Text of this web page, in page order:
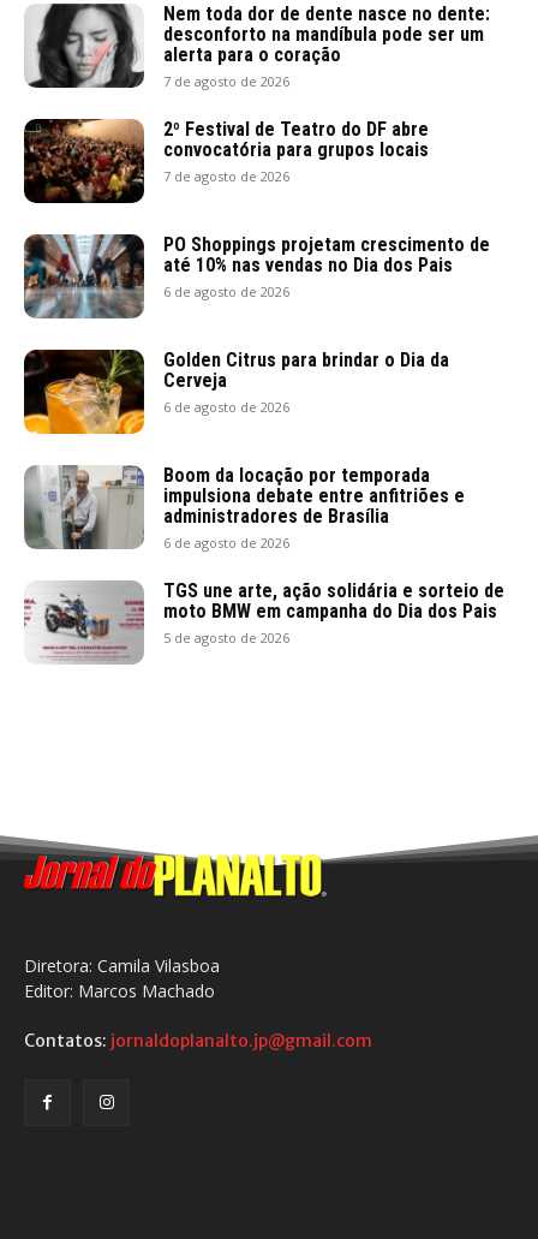
Nem toda dor de dente nasce no dente:
desconforto na mandíbula pode ser um
alerta para o coração
7 de agosto de 2026
2º Festival de Teatro do DF abre
convocatória para grupos locais
7 de agosto de 2026
PO Shoppings projetam crescimento de
até 10% nas vendas no Dia dos Pais
6 de agosto de 2026
Golden Citrus para brindar o Dia da
Cerveja
6 de agosto de 2026
Boom da locação por temporada
impulsiona debate entre anfitriões e
administradores de Brasília
6 de agosto de 2026
TGS une arte, ação solidária e sorteio de
moto BMW em campanha do Dia dos Pais
5 de agosto de 2026
Diretora: Camila Vilasboa
Editor: Marcos Machado
Contatos: jornaldoplanalto.jp@gmail.com